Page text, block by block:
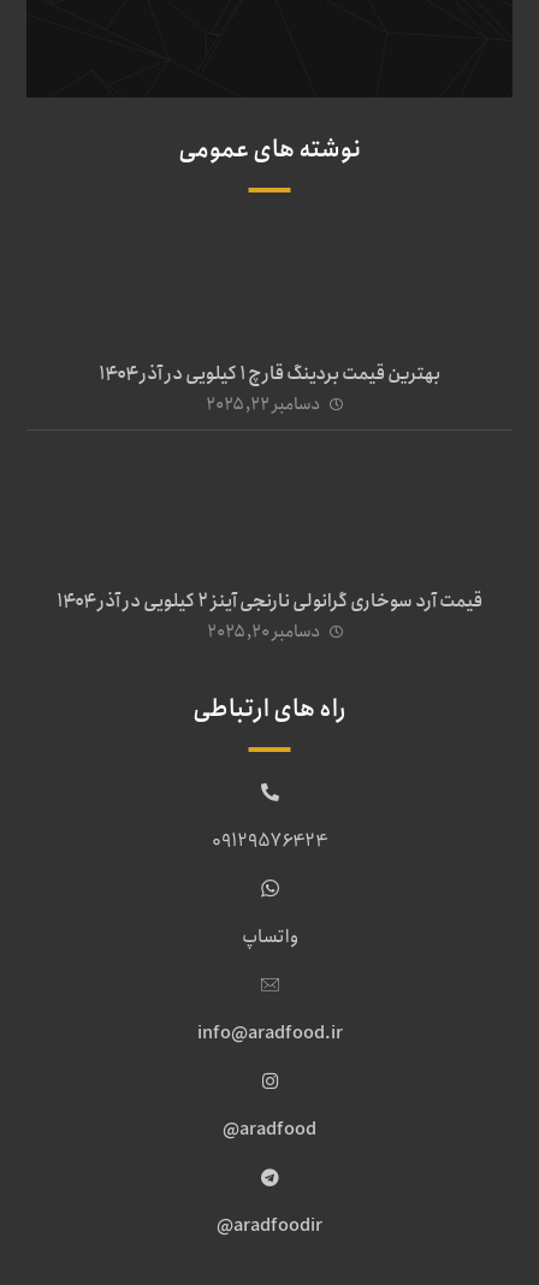
نوشته های عمومی
بهترین قیمت بردینگ قارچ 1 کیلویی در آذر ۱۴۰۴
دسامبر ۲۲, ۲۰۲۵
قیمت آرد سوخاری گرانولی نارنجی آینز ۲ کیلویی در آذر ۱۴۰۴
دسامبر ۲۰, ۲۰۲۵
راه های ارتباطی
09129576424
واتساپ
info@aradfood.ir
aradfood@
aradfoodir@